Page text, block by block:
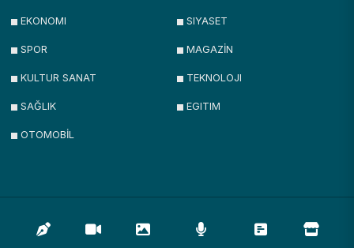
EKONOMI SIYASET
SPOR MAGAZİN
KULTUR SANAT TEKNOLOJI
SAĞLIK EGITIM
OTOMOBİL